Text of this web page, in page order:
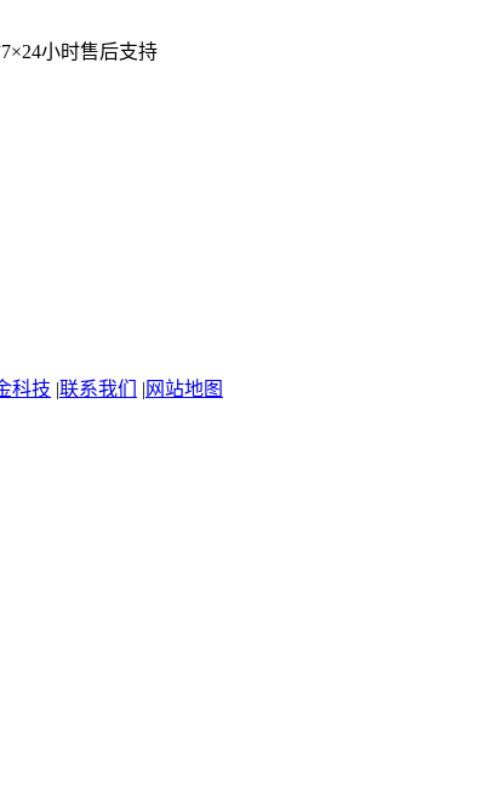
7×24小时售后支持
科技 |联系我们 | 网站地图